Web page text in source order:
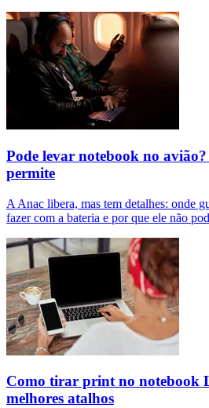
Pode levar notebook no
permite
A Anac libera, mas tem detalhes: onde
fazer com a bateria e por que ele não
Como tirar print no notebook
melhores atalhos